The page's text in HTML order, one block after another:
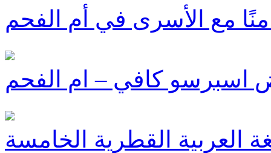
مع الأسرى في أم الفحم
اسبرسو كافي – ام الفحم
العربية القطرية الخامسة